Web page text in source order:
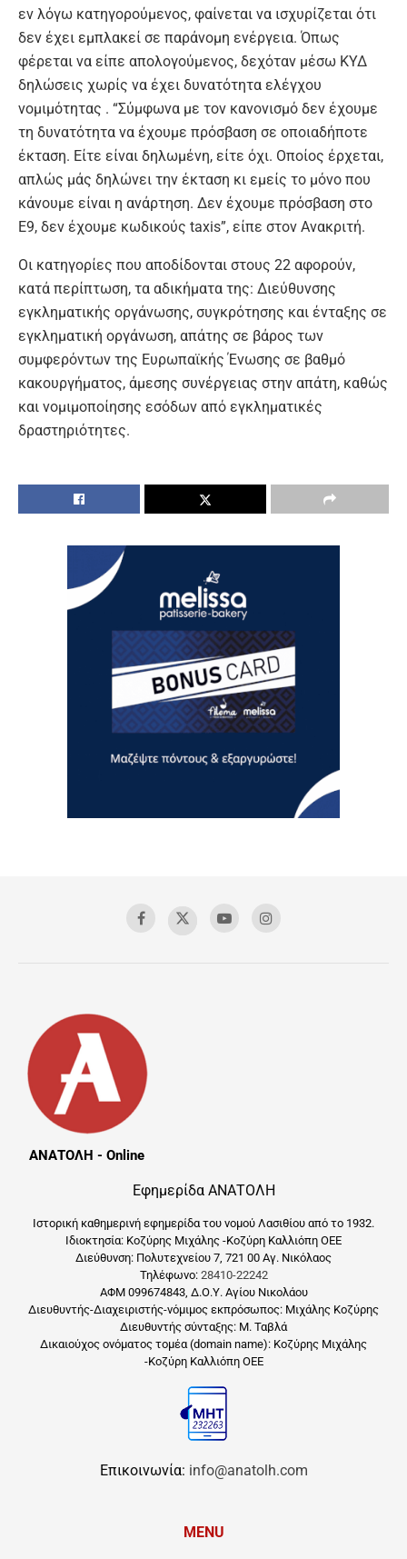
εν λόγω κατηγορούμενος, φαίνεται να ισχυρίζεται ότι
δεν έχει εμπλακεί σε παράνομη ενέργεια. Όπως
φέρεται να είπε απολογούμενος, δεχόταν μέσω ΚΥΔ
δηλώσεις χωρίς να έχει δυνατότητα ελέγχου
νομιμότητας . “Σύμφωνα με τον κανονισμό δεν έχουμε
τη δυνατότητα να έχουμε πρόσβαση σε οποιαδήποτε
έκταση. Είτε είναι δηλωμένη, είτε όχι. Οποίος έρχεται,
απλώς μάς δηλώνει την έκταση κι εμείς το μόνο που
κάνουμε είναι η ανάρτηση. Δεν έχουμε πρόσβαση στο
Ε9, δεν έχουμε κωδικούς taxis”, είπε στον Ανακριτή.
Οι κατηγορίες που αποδίδονται στους 22 αφορούν,
κατά περίπτωση, τα αδικήματα της: Διεύθυνσης
εγκληματικής οργάνωσης, συγκρότησης και ένταξης σε
εγκληματική οργάνωση, απάτης σε βάρος των
συμφερόντων της Ευρωπαϊκής Ένωσης σε βαθμό
κακουργήματος, άμεσης συνέργειας στην απάτη, καθώς
και νομιμοποίησης εσόδων από εγκληματικές
δραστηριότητες.
ΑΝΑΤΟΛΗ - Online
Εφημερίδα ΑΝΑΤΟΛΗ
Ιστορική καθημερινή εφημερίδα του νομού Λασιθίου από το 1932.
Ιδιοκτησία: Κοζύρης Μιχάλης -Κοζύρη Καλλιόπη ΟΕΕ
Διεύθυνση: Πολυτεχνείου 7, 721 00 Αγ. Νικόλαος
Τηλέφωνο: 28410-22242
ΑΦΜ 099674843, Δ.Ο.Υ. Αγίου Νικολάου
Διευθυντής-Διαχειριστής-νόμιμος εκπρόσωπος: Μιχάλης Κοζύρης
Διευθυντής σύνταξης: Μ. Ταβλά
Δικαιούχος ονόματος τομέα (domain name): Κοζύρης Μιχάλης
-Κοζύρη Καλλιόπη ΟΕΕ
Επικοινωνία: info@anatolh.com
MENU